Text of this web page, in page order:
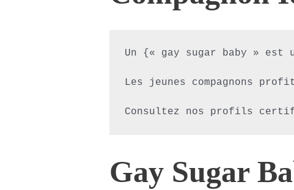
Un {« gay sugar baby »
Les jeunes compagnons
Consultez nos profils
Gay Sugar